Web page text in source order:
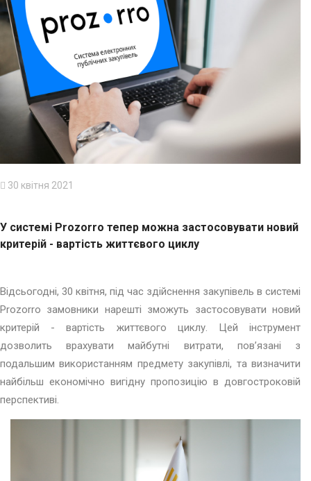
30 квітня 2021
У системі Prozorro тепер можна застосовувати новий
критерій - вартість життєвого циклу
Відсьогодні, 30 квітня, під час здійснення закупівель в системі
Prozorro замовники нарешті зможуть застосовувати новий
критерій - вартість життєвого циклу. Цей інструмент
дозволить врахувати майбутні витрати, пов’язані з
подальшим використанням предмету закупівлі, та визначити
найбільш економічно вигідну пропозицію в довгостроковій
перспективі.